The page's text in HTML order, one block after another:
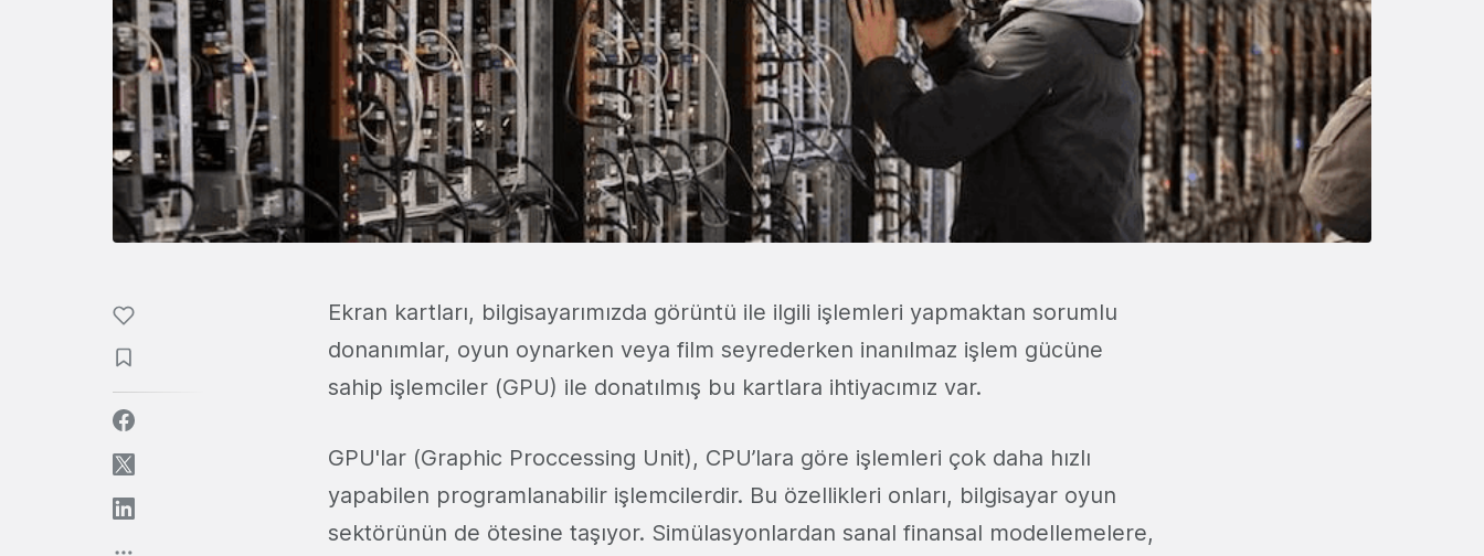
Ekran kartları, bilgisayarımızda görüntü ile ilgili işlemleri yapmaktan sorumlu
donanımlar, oyun oynarken veya film seyrederken inanılmaz işlem gücüne
sahip işlemciler (GPU) ile donatılmış bu kartlara ihtiyacımız var.
GPU'lar (Graphic Proccessing Unit), CPU’lara göre işlemleri çok daha hızlı
yapabilen programlanabilir işlemcilerdir. Bu özellikleri onları, bilgisayar oyun
sektörünün de ötesine taşıyor. Simülasyonlardan sanal finansal modellemelere,